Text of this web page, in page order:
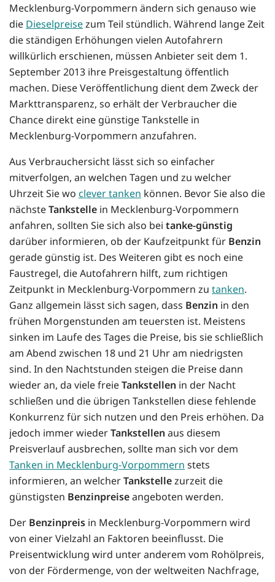
Mecklenburg-Vorpommern ändern sich genauso wie
die Dieselpreisezum Teil stündlich. Während lange Zeit
die ständigen Erhöhungen vielen Autofahrern
willkürlich erschienen, müssen Anbieter seit dem 1.
September 2013 ihre Preisgestaltung öffentlich
machen. Diese Veröffentlichung dient dem Zweck der
Markttransparenz, so erhält der Verbraucher die
Chance direkt eine günstige Tankstelle in
Mecklenburg-Vorpommern anzufahren.
Aus Verbrauchersicht lässt sich so einfacher
mitverfolgen, an welchen Tagen und zu welcher
Uhrzeit Sie wo clever tanken können. Bevor Sie also die
nächsteTankstelle in Mecklenburg-Vorpommern
anfahren, sollten Sie sich also bei tanke-günstig
darüber informieren, ob der Kaufzeitpunkt für Benzin
gerade günstig ist. Des Weiteren gibt es noch eine
Faustregel, die Autofahrern hilft, zum richtigen
Zeitpunkt in Mecklenburg-Vorpommern zu tanken.
Ganz allgemein lässt sich sagen, dass Benzin in den
frühen Morgenstunden am teuersten ist. Meistens
sinken im Laufe des Tages die Preise, bis sie schließlich
am Abend zwischen 18 und 21 Uhr am niedrigsten
sind. In den Nachtstunden steigen die Preise dann
wieder an, da viele freieTankstellen in der Nacht
schließen und die übrigen Tankstellen diese fehlende
Konkurrenz für sich nutzen und den Preis erhöhen. Da
jedoch immer wiederTankstellen aus diesem
Preisverlauf ausbrechen, sollte man sich vor dem
Tanken in Mecklenburg-Vorpommern stets
informieren, an welcherTankstellezurzeit die
günstigsten Benzinpreiseangeboten werden.
Der Benzinpreis in Mecklenburg-Vorpommern wird
von einer Vielzahl an Faktoren beeinflusst. Die
Preisentwicklung wird unter anderem vom Rohölpreis,
von der Fördermenge, von der weltweiten Nachfrage,